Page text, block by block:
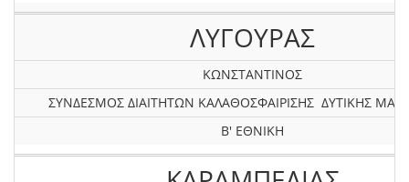
ΛΥΓΟΥΡΑΣ
ΚΩΝΣΤΑΝΤΙΝΟΣ
ΣΥΝΔΕΣΜΟΣ ΔΙΑΙΤΗΤΩΝ ΚΑΛΑΘΟΣΦΑΙΡΙΣΗΣ ΔΥΤΙΚΗΣ
Β' ΕΘΝΙΚΗ